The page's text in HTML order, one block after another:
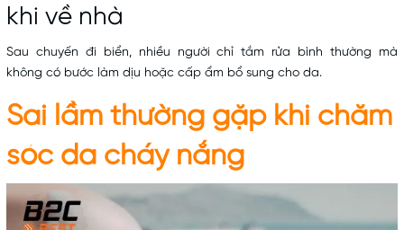
khi về nhà
Sau chuyến đi biển, nhiều người chỉ tắm rửa bình thường mà
không có bước làm dịu hoặc cấp ẩm bổ sung cho da.
Sai lầm thường gặp khi chăm
sóc da cháy nắng